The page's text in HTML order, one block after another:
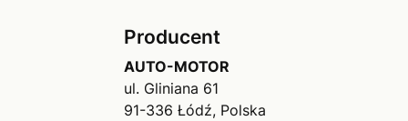
Producent
AUTO-MOTOR
ul. Gliniana 61
91-336 Łódź, Polska